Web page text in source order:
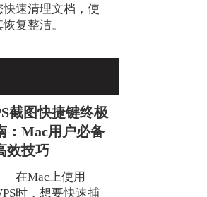
快速清理文档，使
恢复整洁。
截图快捷键终极
：Mac用户必备
效技巧
在Mac上使用
时，想要快速捕